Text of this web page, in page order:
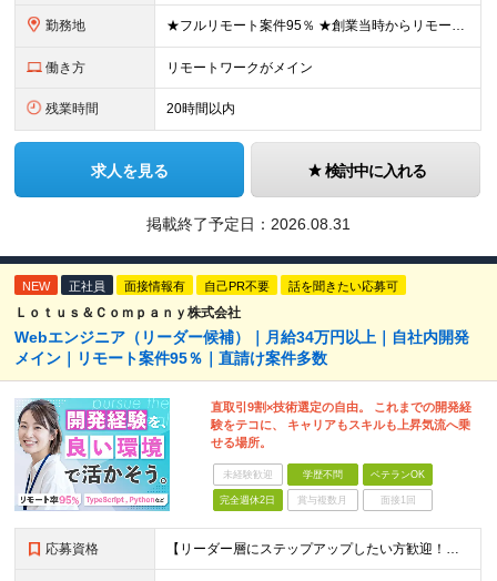
勤務地 ★フルリモート案件95％ ★創業当時からリモートワークに注力 勤務は自宅または中目黒オフィスが中心となります。 案件の約9割は受託開発ですが、 一部案件では首都圏のクライアント先で勤務いただく場合が
働き方 リモートワークがメイン
残業時間 20時間以内
求人を見る 検討中に入れる
掲載終了予定日： 2026.08.31
NEW 正社員 面接情報有 自己PR不要 話を聞きたい応募可
Ｌｏｔｕｓ＆Ｃｏｍｐａｎｙ株式会社
Webエンジニア（リーダー候補）｜月給34万円以上｜自社内開発
メイン｜リモート案件95％｜直請け案件多数
直取引9割×技術選定の自由。 これまでの開発経
験をテコに、 キャリアもスキルも上昇気流へ乗
せる場所。
未経験歓迎 学歴不問 ベテランOK
完全週休2日 賞与複数月 面接1回
応募資格 【リーダー層にステップアップしたい方歓迎！】 ■何かしらの開発経験をお持ちの方（言語不問） └テスター・ローコード開発のみや、 C言語での組み込み開発経験でも大歓迎です！ ■本社に出社できる方 └